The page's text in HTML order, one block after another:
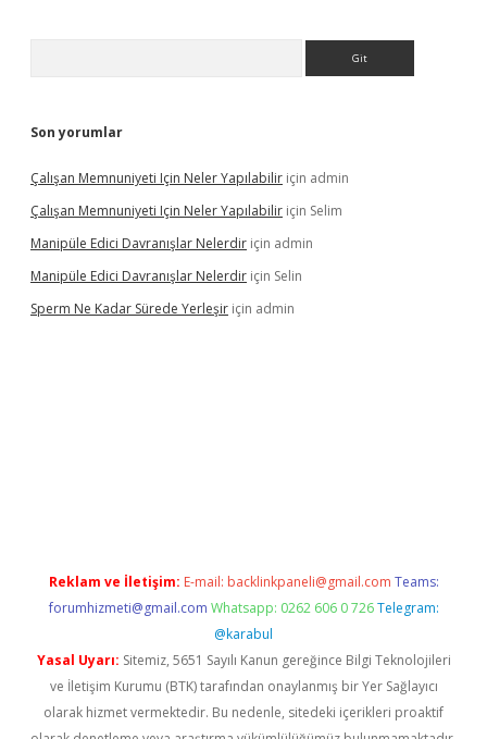
Son yorumlar
Çalışan Memnuniyeti Için Neler Yapılabilir için admin
Çalışan Memnuniyeti Için Neler Yapılabilir için Selim
Manipüle Edici Davranışlar Nelerdir için admin
Manipüle Edici Davranışlar Nelerdir için Selin
Sperm Ne Kadar Sürede Yerleşir için admin
Reklam ve İletişim: E-mail: backlinkpaneli@gmail.com Teams:
forumhizmeti@gmail.com Whatsapp: 0262 606 0 726 Telegram:
@karabul
Yasal Uyarı: Sitemiz, 5651 Sayılı Kanun gereğince Bilgi Teknolojileri
ve İletişim Kurumu (BTK) tarafından onaylanmış bir Yer Sağlayıcı
olarak hizmet vermektedir. Bu nedenle, sitedeki içerikleri proaktif